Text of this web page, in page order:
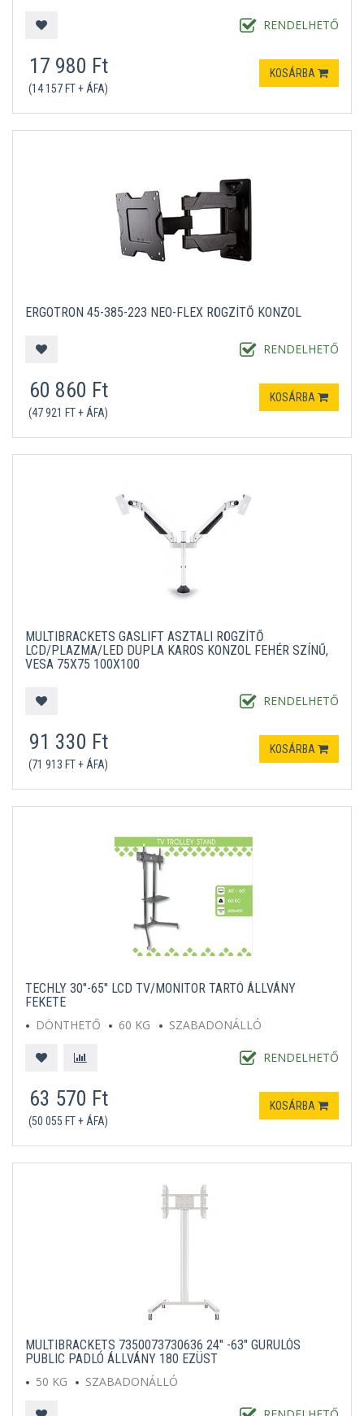
RENDELHETŐ
17 980 Ft
(14 157 FT + ÁFA)
KOSÁRBA
ERGOTRON 45-385-223 NEO-FLEX RÖGZÍTŐ KONZOL
RENDELHETŐ
60 860 Ft
(47 921 FT + ÁFA)
KOSÁRBA
MULTIBRACKETS GASLIFT ASZTALI RÖGZÍTŐ
LCD/PLAZMA/LED DUPLA KAROS KONZOL FEHÉR SZÍNŰ,
VESA 75X75 100X100
RENDELHETŐ
91 330 Ft
(71 913 FT + ÁFA)
KOSÁRBA
TECHLY 30"-65" LCD TV/MONITOR TARTÓ ÁLLVÁNY
FEKETE
DÖNTHETŐ
60 KG SZABADONÁLLÓ
RENDELHETŐ
63 570 Ft
(50 055 FT + ÁFA)
KOSÁRBA
MULTIBRACKETS 7350073730636 24" -63" GURULÓS
PUBLIC PADLÓ ÁLLVÁNY 180 EZÜST
50 KG
SZABADONÁLLÓ